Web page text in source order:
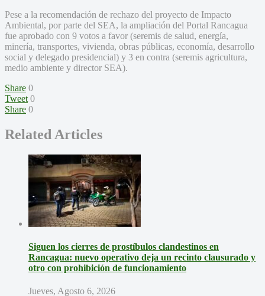
Pese a la recomendación de rechazo del proyecto de Impacto
Ambiental, por parte del SEA, la ampliación del Portal Rancagua
fue aprobado con 9 votos a favor (seremis de salud, energía,
minería, transportes, vivienda, obras públicas, economía, desarrollo
social y delegado presidencial) y 3 en contra (seremis agricultura,
medio ambiente y director SEA).
Share 0
Tweet 0
Share 0
Related Articles
Siguen los cierres de prostíbulos clandestinos en
Rancagua: nuevo operativo deja un recinto clausurado y
otro con prohibición de funcionamiento
Jueves, Agosto 6, 2026